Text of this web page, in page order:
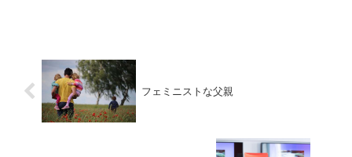
フェミニストな父親